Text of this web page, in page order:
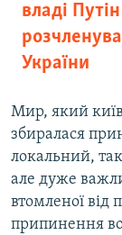
владі
України
Мир, який
збиралася
локальний,
але дуже
втомленої від
припинення